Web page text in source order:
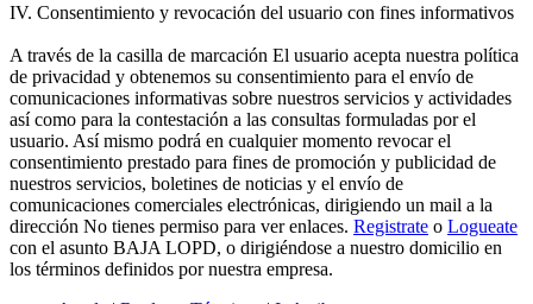
IV. Consentimiento y revocación del usuario con fines informativos
A través de la casilla de marcación El usuario acepta nuestra política
de privacidad y obtenemos su consentimiento para el envío de
comunicaciones informativas sobre nuestros servicios y actividades
así como para la contestación a las consultas formuladas por el
usuario. Así mismo podrá en cualquier momento revocar el
consentimiento prestado para fines de promoción y publicidad de
nuestros servicios, boletines de noticias y el envío de
comunicaciones comerciales electrónicas, dirigiendo un mail a la
dirección No tienes permiso para ver enlaces. Registrate o Logueate
con el asunto BAJA LOPD, o dirigiéndose a nuestro domicilio en
los términos definidos por nuestra empresa.